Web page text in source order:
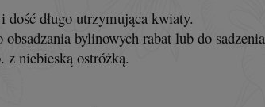
długo utrzymująca kwiaty.
obsadzania bylinowych rabat lub do
niebieską ostróżką.